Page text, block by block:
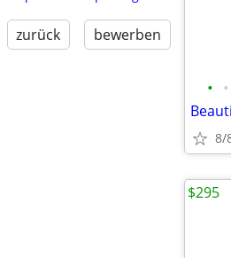
zurück bewerben
• •
8/
$295